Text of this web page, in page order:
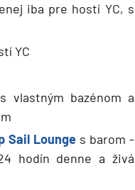
iba pre hostí YC, s
YC
s vlastným bazénom a
Sail Lounge s barom -
hodín denne a živá